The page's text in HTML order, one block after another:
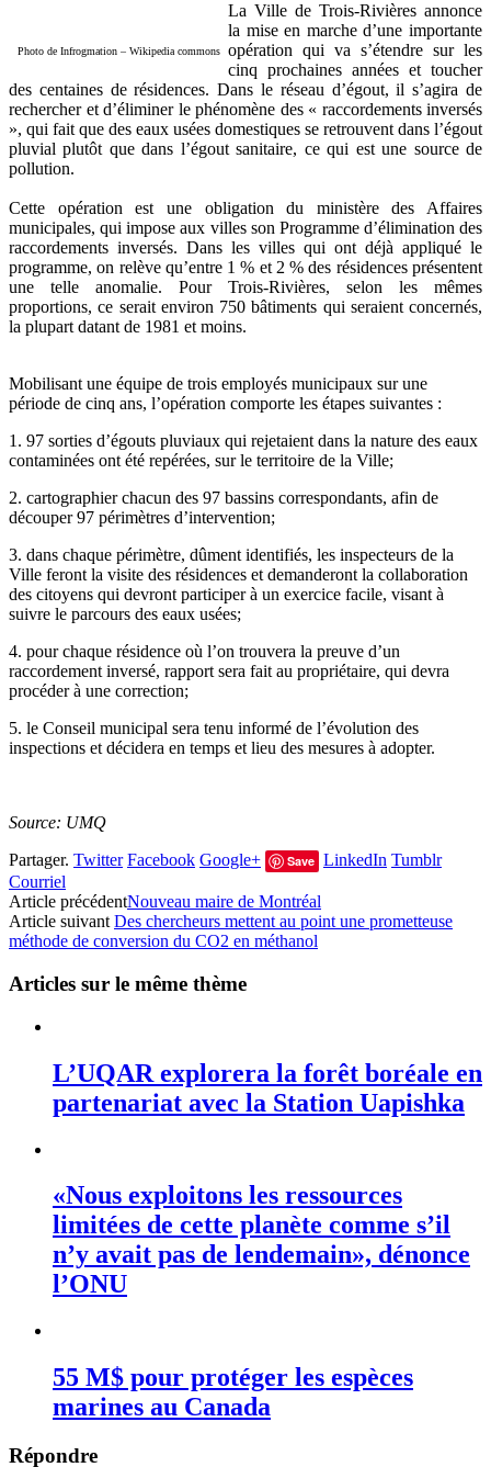
Photo de Infrogmation – Wikipedia commons
La Ville de Trois-Rivières annonce
la mise en marche d’une importante
opération qui va s’étendre sur les
cinq prochaines années et toucher
des centaines de résidences. Dans le réseau d’égout, il s’agira de
rechercher et d’éliminer le phénomène des « raccordements inversés
», qui fait que des eaux usées domestiques se retrouvent dans l’égout
pluvial plutôt que dans l’égout sanitaire, ce qui est une source de
pollution.
Cette opération est une obligation du ministère des Affaires
municipales, qui impose aux villes son Programme d’élimination des
raccordements inversés. Dans les villes qui ont déjà appliqué le
programme, on relève qu’entre 1 % et 2 % des résidences présentent
une telle anomalie. Pour Trois-Rivières, selon les mêmes
proportions, ce serait environ 750 bâtiments qui seraient concernés,
la plupart datant de 1981 et moins.
Mobilisant une équipe de trois employés municipaux sur une
période de cinq ans, l’opération comporte les étapes suivantes :
1. 97 sorties d’égouts pluviaux qui rejetaient dans la nature des eaux
contaminées ont été repérées, sur le territoire de la Ville;
2. cartographier chacun des 97 bassins correspondants, afin de
découper 97 périmètres d’intervention;
3. dans chaque périmètre, dûment identifiés, les inspecteurs de la
Ville feront la visite des résidences et demanderont la collaboration
des citoyens qui devront participer à un exercice facile, visant à
suivre le parcours des eaux usées;
4. pour chaque résidence où l’on trouvera la preuve d’un
raccordement inversé, rapport sera fait au propriétaire, qui devra
procéder à une correction;
5. le Conseil municipal sera tenu informé de l’évolution des
inspections et décidera en temps et lieu des mesures à adopter.
Source: UMQ
Partager. Twitter Facebook Google+ Save LinkedIn Tumblr
Courriel
Article précédentNouveau maire de Montréal
Article suivant Des chercheurs mettent au point une prometteuse
méthode de conversion du CO2 en méthanol
Articles sur le même thème
L’UQAR explorera la forêt boréale en
partenariat avec la Station Uapishka
«Nous exploitons les ressources
limitées de cette planète comme s’il
n’y avait pas de lendemain», dénonce
l’ONU
55 M$ pour protéger les espèces
marines au Canada
Répondre